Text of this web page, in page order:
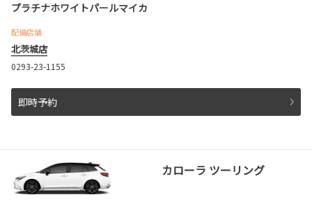
プラチナホワイトパールマイカ
配備店舗
北茨城店
0293-23-1155
即時予約
カローラ ツーリング